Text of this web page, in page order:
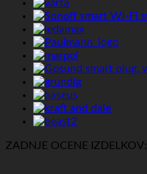
ZADNJE OCENE IZDELKOV: